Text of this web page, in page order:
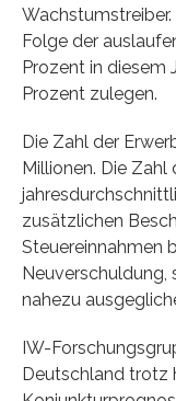
Folge der
Prozent in diesem
Prozent zulegen.
Die Zahl der
Millionen. Die
zusätzlichen
Steuereinnahmen
Neuverschuldung,
nahezu
IW-
Deutschland trotz